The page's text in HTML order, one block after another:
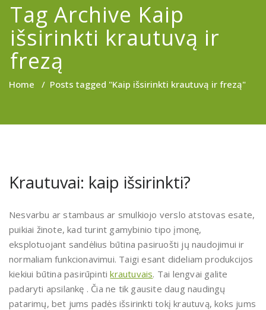
Tag Archive Kaip
išsirinkti krautuvą ir
frezą
Home / Posts tagged "Kaip išsirinkti krautuvą ir frezą"
Krautuvai: kaip išsirinkti?
Nesvarbu ar stambaus ar smulkiojo verslo atstovas esate,
puikiai žinote, kad turint gamybinio tipo įmonę,
eksplotuojant sandėlius būtina pasiruošti jų naudojimui ir
normaliam funkcionavimui. Taigi esant dideliam produkcijos
kiekiui būtina pasirūpintikrautuvais. Tai lengvai galite
padaryti apsilankę . Čia ne tik gausite daug naudingų
patarimų, bet jums padės išsirinkti tokį krautuvą, koks jums